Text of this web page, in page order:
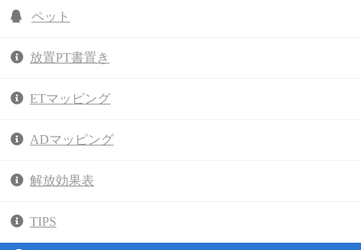
ペット
放置PT書置き
ETマッピング
ADマッピング
解放効果表
TIPS